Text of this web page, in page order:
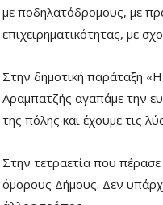
με ποδηλατόδρομους, με
επιχειρηματικότητας, με
Στην δημοτική παράταξη
Αραμπατζής αγαπάμε την
της πόλης και έχουμε τις
Στην τετραετία που
όμορους Δήμους. Δεν